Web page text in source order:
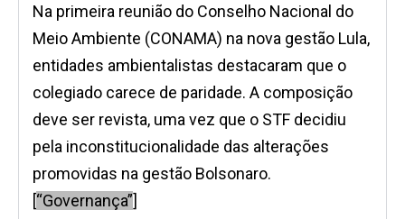
Na primeira reunião do Conselho Nacional do
Meio Ambiente (CONAMA) na nova gestão Lula,
entidades ambientalistas destacaram que o
colegiado carece de paridade. A composição
deve ser revista, uma vez que o STF decidiu
pela inconstitucionalidade das alterações
promovidas na gestão Bolsonaro.
[“Governança”]